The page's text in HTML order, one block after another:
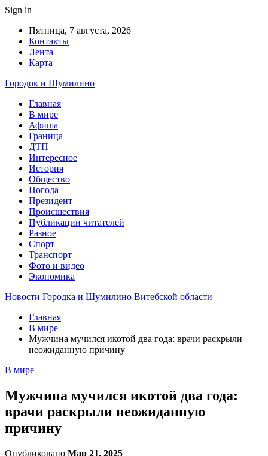
Sign in
Пятница, 7 августа, 2026
Контакты
Лента
Карта
Городок и Шумилино
Главная
В мире
Афиша
Граница
ДТП
Интересное
История
Общество
Погода
Президент
Происшествия
Публикации читателей
Разное
Спорт
Транспорт
Фото и видео
Экономика
Новости Городка и Шумилино Витебской области
Главная
В мире
Мужчина мучился икотой два года: врачи раскрыли
неожиданную причину
В мире
Мужчина мучился икотой два года:
врачи раскрыли неожиданную
причину
Опубликовано Мар 21, 2025